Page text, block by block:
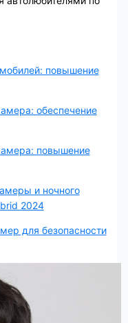
повышение
обеспечение
повышение
и ночного
2024
для безопасности